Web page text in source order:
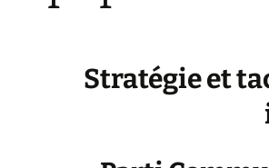
Stratégie et